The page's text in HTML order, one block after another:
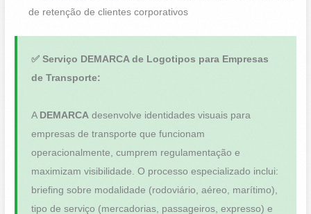
de retenção de clientes corporativos
✅ Serviço DEMARCA de Logotipos para Empresas
de Transporte:
A DEMARCA desenvolve identidades visuais para
empresas de transporte que funcionam
operacionalmente, cumprem regulamentação e
maximizam visibilidade. O processo especializado inclui:
briefing sobre modalidade (rodoviário, aéreo, marítimo),
tipo de serviço (mercadorias, passageiros, expresso) e